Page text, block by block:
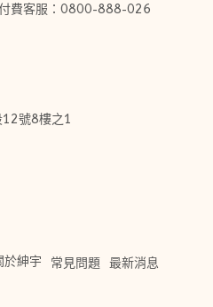
費客服：0800-888-026
12號8樓之1
於紳宇 常見問題 最新消息